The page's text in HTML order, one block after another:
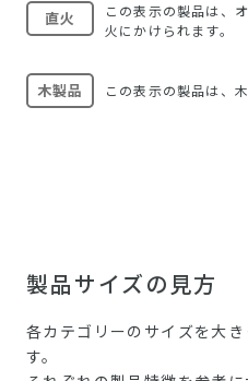
直火
この表示の製品は、
火にかけられます。
木製品 この表示の製品は、木
製品サイズの見方
各カテゴリーのサイズを大
す。